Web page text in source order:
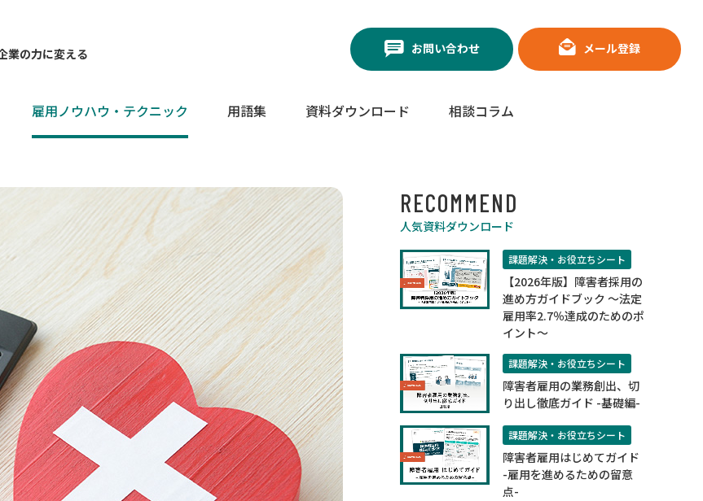
業の力に変える
雇用ノウハウ・テクニック 用語集 資料ダウンロード 相談コラム
お問い合わせ メール登録
RECOMMEND
人気資料ダウンロード
課題解決・お役立ちシート
【2026年版】障害者採用の
進め方ガイドブック ～法定
雇用率2.7％達成のためのポ
イント～
課題解決・お役立ちシート
障害者雇用の業務創出、切
り出し徹底ガイド -基礎編-
課題解決・お役立ちシート
障害者雇用はじめてガイド
-雇用を進めるための留意
点-